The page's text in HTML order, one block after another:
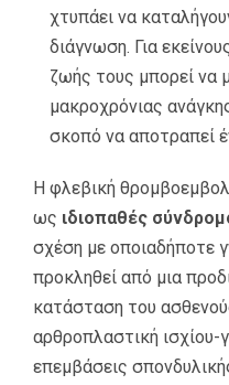
χτυπάει να
διάγνωση. Για
ζωής τους μπορεί να
μακροχρόνιας
σκοπό να αποτραπεί
Η φλεβική
ως ιδιοπαθές
σχέση με οποιαδήποτε
προκληθεί από μια
κατάσταση του
αρθροπλαστική ισχίου-
επεμβάσεις